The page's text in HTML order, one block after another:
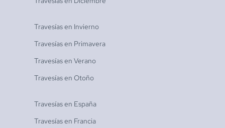
Travesías en Invierno
Travesías en Primavera
Travesías en Verano
Travesías en Otoño
Travesías en España
Travesías en Francia